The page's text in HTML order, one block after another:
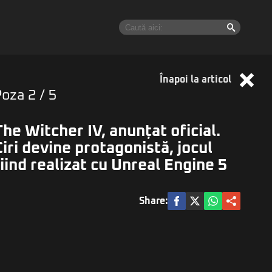
Înapoi la articol
2 / 5
Witcher IV, anunțat oficial.
devine protagonistă, jocul
realizat cu Unreal Engine 5
Share: